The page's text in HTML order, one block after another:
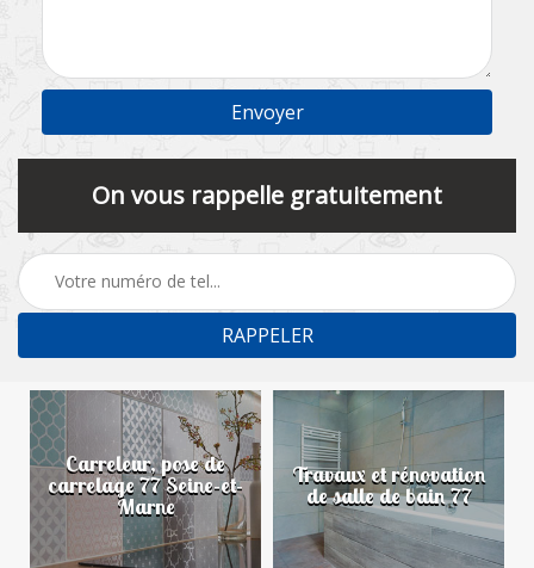
On vous rappelle gratuitement
Carreleur, pose de
carrelage 77 Seine-et-
Marne
Travaux et rénovation
de salle de bain 77